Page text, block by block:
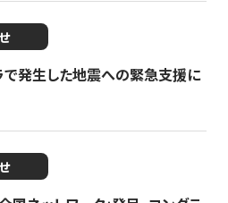
で発生した地震への緊急支援に